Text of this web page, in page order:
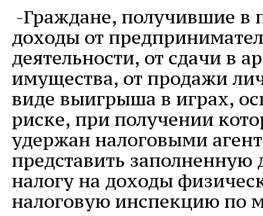
-Граждане, получившие в
доходы от
деятельности, от сдачи в
имущества, от продажи
виде выигрыша в играх,
риске, при получении
удержан налоговыми
представить
налогу на доходы
налоговую инспекцию по